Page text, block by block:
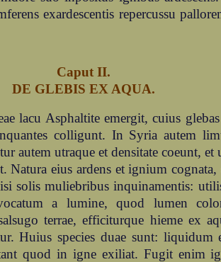
exardescentis repercussu
Caput II.
DE GLEBIS EX AQUA.
lacu Asphaltite emergit, cuius glebas
colligunt. In Syria autem
autem utraque et densitate coeunt, et
Natura eius ardens et ignium cognata,
solis muliebribus inquinamentis:
a lumine, quod lumen
terrae, efficiturque hieme ex
Huius species duae sunt: liquidum
quod in igne exiliat. Fugit enim